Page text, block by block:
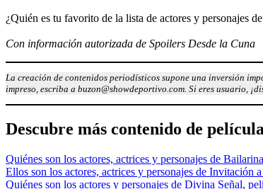
¿Quién es tu favorito de la lista de actores y personajes de
Con información autorizada de Spoilers Desde la Cuna
La creación de contenidos periodísticos supone una inversión
impreso, escriba a buzon@showdeportivo.com. Si eres usuario,
Descubre más contenido de
Quiénes son los actores, actrices y personajes de
Ellos son los actores, actrices y personajes de Invitación
Quiénes son los actores y personajes de Divina Señal,